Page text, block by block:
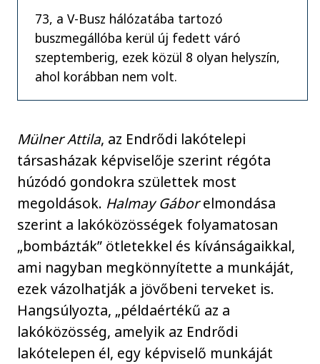
73, a V-Busz hálózatába tartozó
buszmegállóba kerül új fedett váró
szeptemberig, ezek közül 8 olyan helyszín,
ahol korábban nem volt.
Mülner Attila, az Endrődi lakótelepi
társasházak képviselője szerint régóta
húzódó gondokra születtek most
megoldások. Halmay Gáborelmondása
szerint a lakóközösségek folyamatosan
„bombázták” ötletekkel és kívánságaikkal,
ami nagyban megkönnyítette a munkáját,
ezek vázolhatják a jövőbeni terveket is.
Hangsúlyozta, „példaértékű az a
lakóközösség, amelyik az Endrődi
lakótelepen él, egy képviselő munkáját